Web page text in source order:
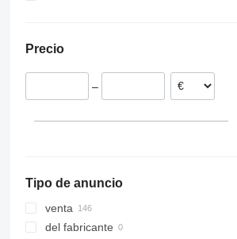
España
Italia
Precio
–
Tipo de anuncio
venta
del fabricante